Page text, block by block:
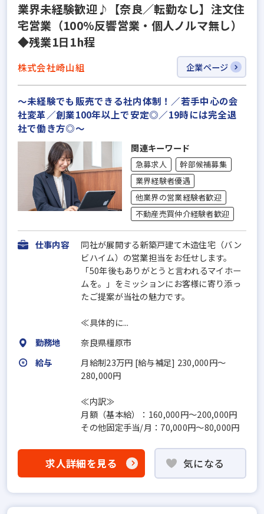
業界未経験歓迎♪【奈良／転勤なし】注文住
宅営業（100%反響営業・個人ノルマ無し）
◆残業1日1h程
株式会社崎山組 企業ページ
～未経験でも販売できる社内体制！／若手中心の会
社変革／創業100年以上で安定◎／19時には完全退
社で働き方◎～
関連キーワード
急募求人
幹部候補募集
業界経験者優遇
他業界の営業経験者歓迎
不動産売買仲介経験者歓迎
仕事内容
同社が展開する新築戸建て木造住宅（バン
ビハイム）の営業担当をお任せします。
「50年後もありがとうと言われるマイホー
ムを。」をミッションにお客様に寄り添っ
たご提案が当社の魅力です。
≪具体的に...
勤務地
奈良県橿原市
給与
月給制23万円 [給与補足] 230,000円～
280,000円
≪内訳≫
月額（基本給）：160,000円～200,000円
その他固定手当/月：70,000円～80,000円
求人詳細を見る 気になる